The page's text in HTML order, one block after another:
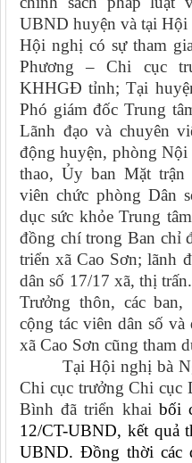
UBND huyện và tại
Hội nghị có sự tham
Phương – Chi cục
KHHGĐ tỉnh; Tại
Phó giám đốc Trung
Lãnh đạo và chuyên
động huyện, phòng
thao, Ủy ban Mặt
viên chức phòng Dân
dục sức khỏe Trung
đồng chí trong Ban chỉ
triển xã Cao Sơn; lãnh
dân số 17/17 xã, thị
Trưởng thôn, các
cộng tác viên dân số
xã Cao Sơn cũng tham
Tại Hội nghị bà
Chi cục trưởng Chi
Bình đã triển khai bối
12/CT-UBND, kết quả
UBND. Đồng thời các